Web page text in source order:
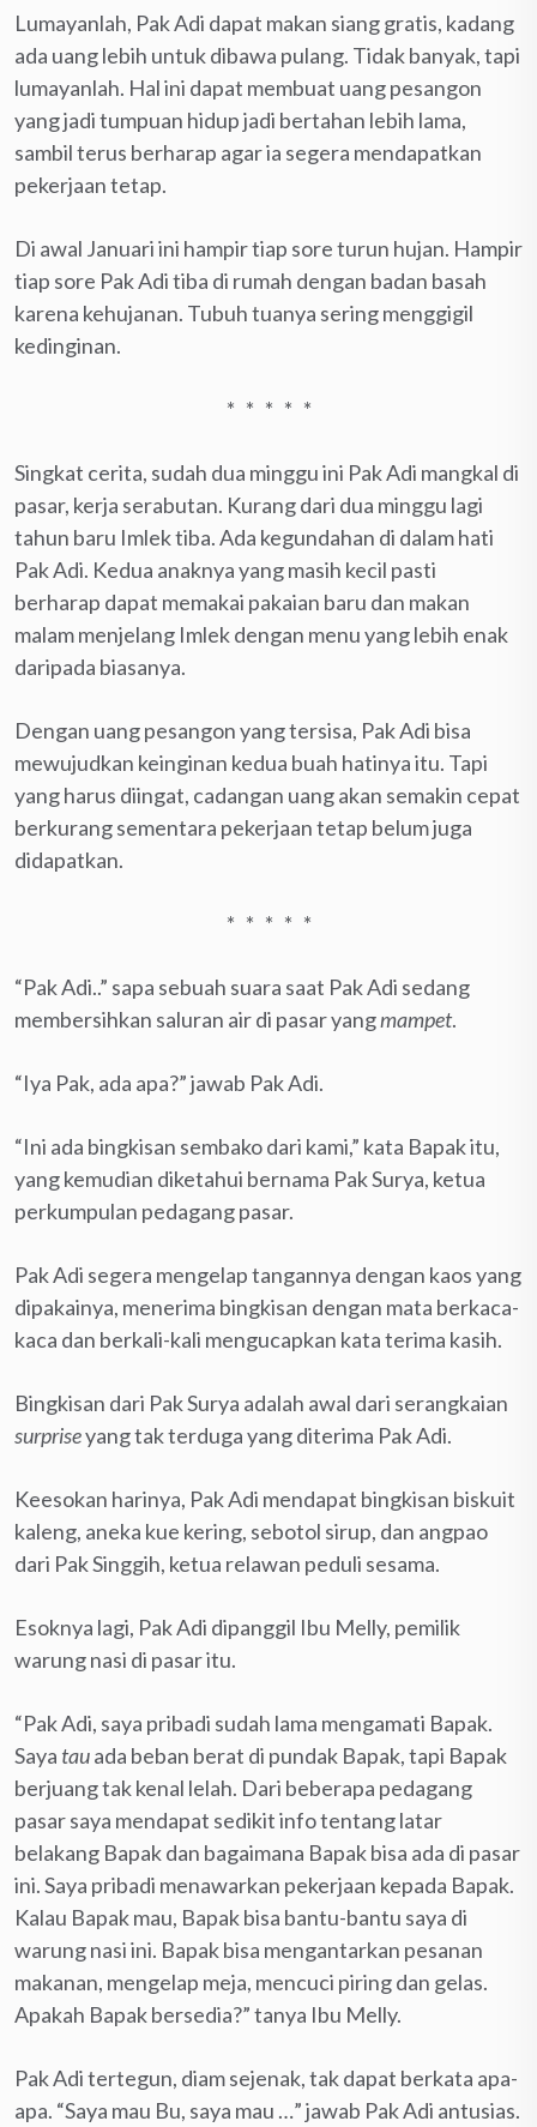
Lumayanlah, Pak Adi dapat makan siang gratis, kadang
ada uang lebih untuk dibawa pulang. Tidak banyak, tapi
lumayanlah. Hal ini dapat membuat uang pesangon
yang jadi tumpuan hidup jadi bertahan lebih lama,
sambil terus berharap agar ia segera mendapatkan
pekerjaan tetap.
Di awal Januari ini hampir tiap sore turun hujan. Hampir
tiap sore Pak Adi tiba di rumah dengan badan basah
karena kehujanan. Tubuh tuanya sering menggigil
kedinginan.
* * * * *
Singkat cerita, sudah dua minggu ini Pak Adi mangkal di
pasar, kerja serabutan. Kurang dari dua minggu lagi
tahun baru Imlek tiba. Ada kegundahan di dalam hati
Pak Adi. Kedua anaknya yang masih kecil pasti
berharap dapat memakai pakaian baru dan makan
malam menjelang Imlek dengan menu yang lebih enak
daripada biasanya.
Dengan uang pesangon yang tersisa, Pak Adi bisa
mewujudkan keinginan kedua buah hatinya itu. Tapi
yang harus diingat, cadangan uang akan semakin cepat
berkurang sementara pekerjaan tetap belum juga
didapatkan.
* * * * *
“Pak Adi..” sapa sebuah suara saat Pak Adi sedang
membersihkan saluran air di pasar yangmampet.
“Iya Pak, ada apa?” jawab Pak Adi.
“Ini ada bingkisan sembako dari kami,” kata Bapak itu,
yang kemudian diketahui bernama Pak Surya, ketua
perkumpulan pedagang pasar.
Pak Adi segera mengelap tangannya dengan kaos yang
dipakainya, menerima bingkisan dengan mata berkaca-
kaca dan berkali-kali mengucapkan kata terima kasih.
Bingkisan dari Pak Surya adalah awal dari serangkaian
surpriseyang tak terduga yang diterima Pak Adi.
Keesokan harinya, Pak Adi mendapat bingkisan biskuit
kaleng, aneka kue kering, sebotol sirup, dan angpao
dari Pak Singgih, ketua relawan peduli sesama.
Esoknya lagi, Pak Adi dipanggil Ibu Melly, pemilik
warung nasi di pasar itu.
“Pak Adi, saya pribadi sudah lama mengamati Bapak.
Saya tauada beban berat di pundak Bapak, tapi Bapak
berjuang tak kenal lelah. Dari beberapa pedagang
pasar saya mendapat sedikit info tentang latar
belakang Bapak dan bagaimana Bapak bisa ada di pasar
ini. Saya pribadi menawarkan pekerjaan kepada Bapak.
Kalau Bapak mau, Bapak bisa bantu-bantu saya di
warung nasi ini. Bapak bisa mengantarkan pesanan
makanan, mengelap meja, mencuci piring dan gelas.
Apakah Bapak bersedia?” tanya Ibu Melly.
Pak Adi tertegun, diam sejenak, tak dapat berkata apa-
apa. “Saya mau Bu, saya mau …” jawab Pak Adi antusias.